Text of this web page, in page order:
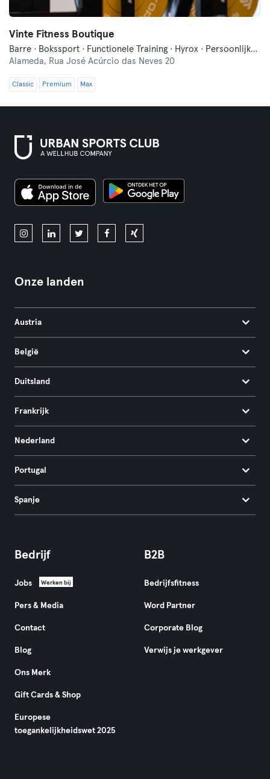
Vinte Fitness Boutique
Barre · Bokssport · Functionele Training · Hyrox · Persoonlijke Training · Pilates · Yoga
Alameda, Rua José Acúrcio das Neves 20
Classic Premium Max
Onze landen
Austria
België
Duitsland
Frankrijk
Nederland
Portugal
Spanje
Bedrijf
Jobs Werken bij
Pers & Media
Contact
Blog
Ons Merk
Gift Cards & Shop
Europese
toegankelijkheidswet 2025
B2B
Bedrijfsfitness
Word Partner
Corporate Blog
Verwijs je werkgever